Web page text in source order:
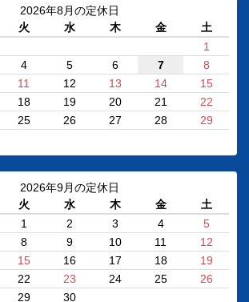
2026年8月の定休日
火 水 木 金
土
1
4 5 6 7
8
11 12 13 14
15
18 19 20 21
22
25 26 27 28
29
2026年9月の定休日
火 水 木 金
土
1
2 3 4
5
8 9 10 11
12
15 16 17 18
19
22 23 24 25
26
29 30